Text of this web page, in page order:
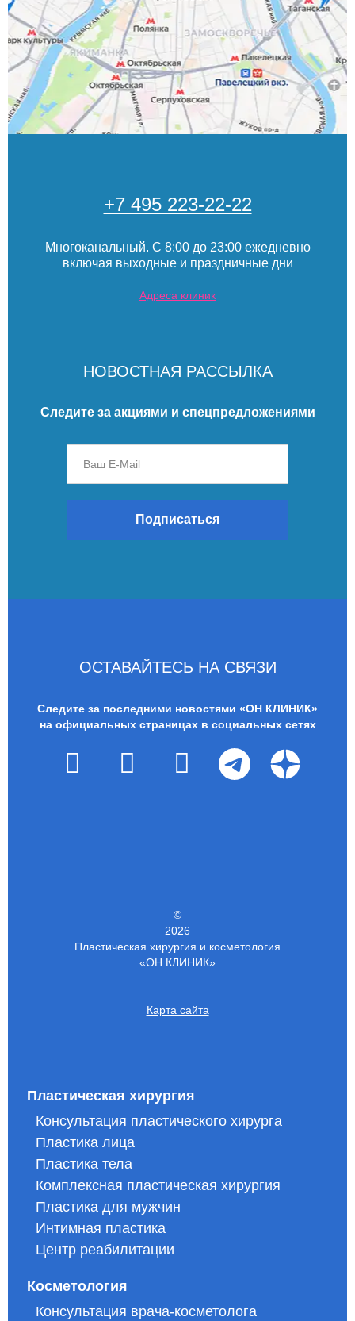
+7 495 223-22-22
Многоканальный. С 8:00 до 23:00 ежедневно
включая выходные и праздничные дни
Адреса клиник
НОВОСТНАЯ РАССЫЛКА
Следите за акциями и спецпредложениями
Подписаться
ОСТАВАЙТЕСЬ НА СВЯЗИ
Следите за последними новостями «ОН КЛИНИК»
на официальных страницах в социальных сетях
©
2026
Пластическая хирургия и косметология
«ОН КЛИНИК»
Карта сайта
Пластическая хирургия
Консультация пластического хирурга
Пластика лица
Пластика тела
Комплексная пластическая хирургия
Пластика для мужчин
Интимная пластика
Центр реабилитации
Косметология
Консультация врача-косметолога